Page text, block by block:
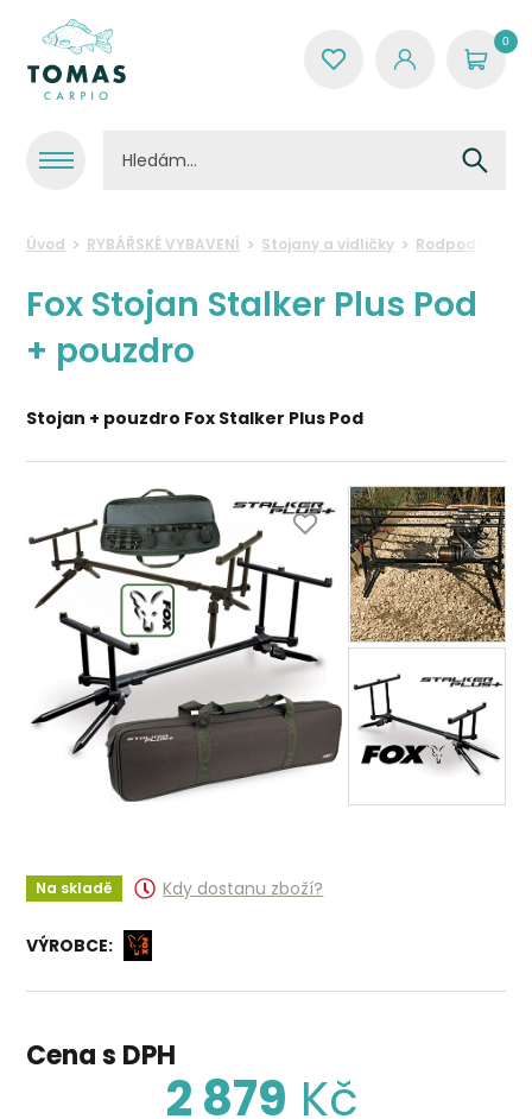
0
Úvod RYBÁŘSKÉ VYBAVENÍ Stojany a vidličky Rodpody
Fox Stojan Stalker Plus Pod
+ pouzdro
Stojan + pouzdro Fox Stalker Plus Pod
Na skladě Kdy dostanu zboží?
VÝROBCE:
Cena s DPH
2 879 Kč